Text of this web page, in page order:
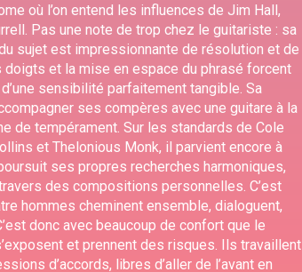
où l’on entend les influences de Jim Hall,
Pas une note de trop chez le guitariste : sa
sujet est impressionnante de résolution et de
doigts et la mise en espace du phrasé forcent
sensibilité parfaitement tangible. Sa
ses compères avec une guitare à la
de tempérament. Sur les standards de Cole
et Thelonious Monk, il parvient encore à
ses propres recherches harmoniques,
des compositions personnelles. C’est
hommes cheminent ensemble, dialoguent,
donc avec beaucoup de confort que le
et prennent des risques. Ils travaillent
d’accords, libres d’aller de l’avant en